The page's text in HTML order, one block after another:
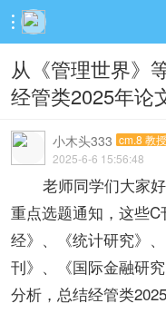

从《管理世界》
经管类2025年论
小木头333 cm.8 教授
2025-6-6 15:56:48
老师同学们大家好
重点选题通知，这些
经》、《统计研究》
刊》、《国际金融研
分析，总结经管类